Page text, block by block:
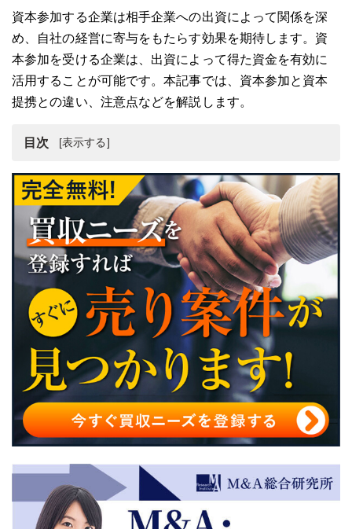
資本参加する企業は相手企業への出資によって関係を深
め、自社の経営に寄与をもたらす効果を期待します。資
本参加を受ける企業は、出資によって得た資金を有効に
活用することが可能です。本記事では、資本参加と資本
提携との違い、注意点などを解説します。
目次
資本参加とは
資本参加のメリット
資本参加を受ける際の注意点
資本参加のまとめ